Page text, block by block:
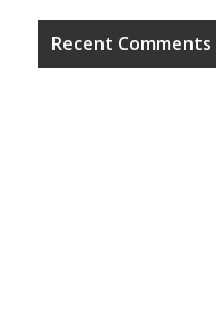
Recent Comments